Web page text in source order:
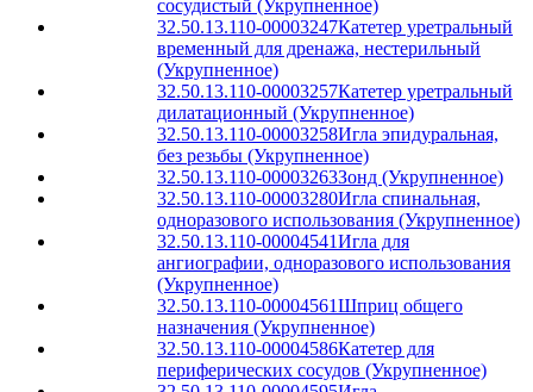
сосудистый (Укрупненное)
32.50.13.110-00003247Катетер уретральный
временный для дренажа, нестерильный
(Укрупненное)
32.50.13.110-00003257Катетер уретральный
дилатационный (Укрупненное)
32.50.13.110-00003258Игла эпидуральная,
без резьбы (Укрупненное)
32.50.13.110-00003263Зонд (Укрупненное)
32.50.13.110-00003280Игла спинальная,
одноразового использования (Укрупненное)
32.50.13.110-00004541Игла для
ангиографии, одноразового использования
(Укрупненное)
32.50.13.110-00004561Шприц общего
назначения (Укрупненное)
32.50.13.110-00004586Катетер для
периферических сосудов (Укрупненное)